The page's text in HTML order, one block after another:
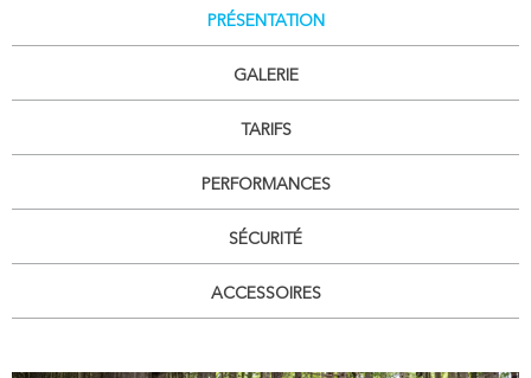
PRÉSENTATION
GALERIE
TARIFS
PERFORMANCES
SÉCURITÉ
ACCESSOIRES